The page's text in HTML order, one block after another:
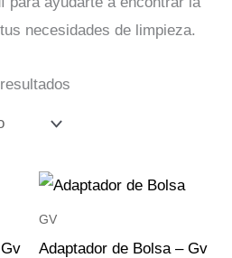
necesidades de limpieza.
GV
Adaptador de Bolsa – Gv